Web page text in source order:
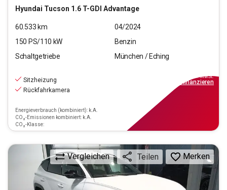
Hyundai Tucson 1.6 T-GDI Advantage
60.533 km
04/2024
150 PS/110 kW
Benzin
Schaltgetriebe
München / Eching
Sitzheizung
Rückfahrkamera
Energieverbrauch (kombiniert): k.A.
CO₂-Emissionen kombiniert: k.A.
CO₂-Klasse:
inkl.MwSt.
finanzieren
Vergleichen Teilen Merken